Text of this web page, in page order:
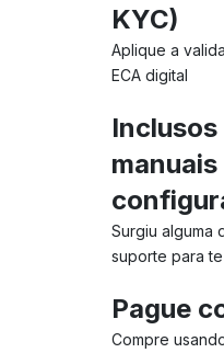
KYC)
Aplique a
ECA digital
Surgiu alguma
suporte para
Pague
Compre